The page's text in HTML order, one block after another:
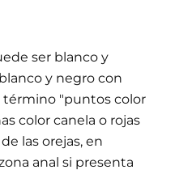
ser blanco y
y negro con
término "puntos color
color canela o rojas
las orejas, en
anal si presenta